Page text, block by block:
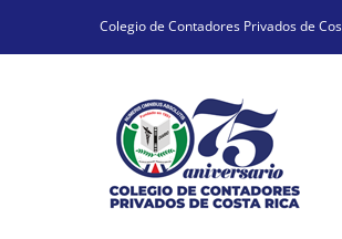
Colegio de Contadores Privados de